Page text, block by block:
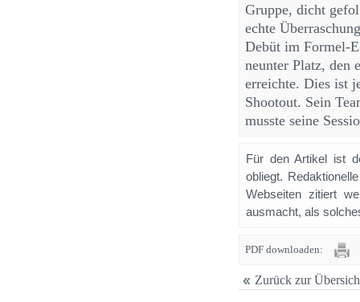
Gruppe, dicht
echte
Debüt im Formel-
neunter Platz, den
erreichte. Dies ist
Shootout. Sein
musste seine
Für den Artikel ist
obliegt.
Webseiten zitiert
ausmacht, als
PDF downloaden:
Zurück zur